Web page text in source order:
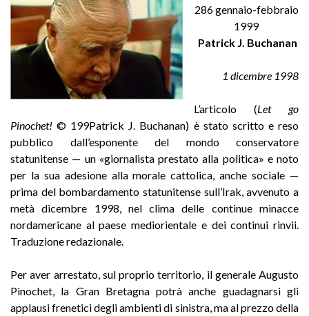
286 gennaio-febbraio
1999
Patrick J. Buchanan
1 dicembre 1998
L’articolo (Let go
Pinochet!© 199Patrick J. Buchanan) è stato scritto e reso
pubblico dall’esponente del mondo conservatore
statunitense — un «giornalista prestato alla politica» e noto
per la sua adesione alla morale cattolica, anche sociale —
prima del bombardamento statunitense sull’Irak, avvenuto a
metà dicembre 1998, nel clima delle continue minacce
nordamericane al paese mediorientale e dei continui rinvii.
Traduzione redazionale.
Per aver arrestato, sul proprio territorio, il generale Augusto
Pinochet, la Gran Bretagna potrà anche guadagnarsi gli
applausi frenetici degli ambienti di sinistra, ma al prezzo della